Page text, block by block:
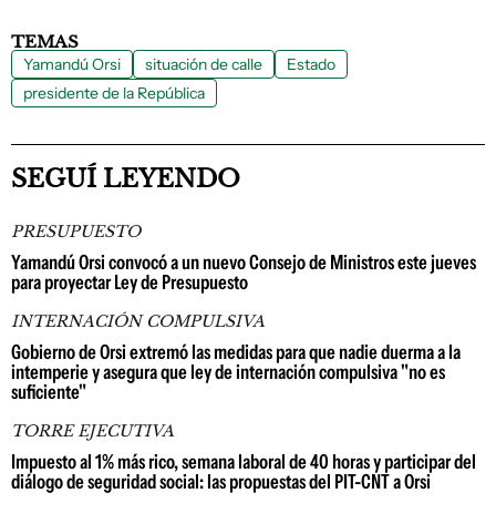
TEMAS
Yamandú Orsi situación de calle
Estado
presidente de la República
SEGUÍ LEYENDO
PRESUPUESTO
Yamandú Orsi convocó a un nuevo Consejo de Ministros este jueves
para proyectar Ley de Presupuesto
INTERNACIÓN COMPULSIVA
Gobierno de Orsi extremó las medidas para que nadie duerma a la
intemperie y asegura que ley de internación compulsiva "no es
suficiente"
TORRE EJECUTIVA
Impuesto al 1% más rico, semana laboral de 40 horas y participar del
diálogo de seguridad social: las propuestas del PIT-CNT a Orsi